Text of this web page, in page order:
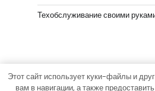
Техобслуживание своими
Copyright © 2026Город на
Этот сайт использует куки-файлы и
вам в навигации, а также